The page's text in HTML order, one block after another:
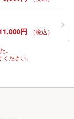
11,000円 （税込）
。
ださい。